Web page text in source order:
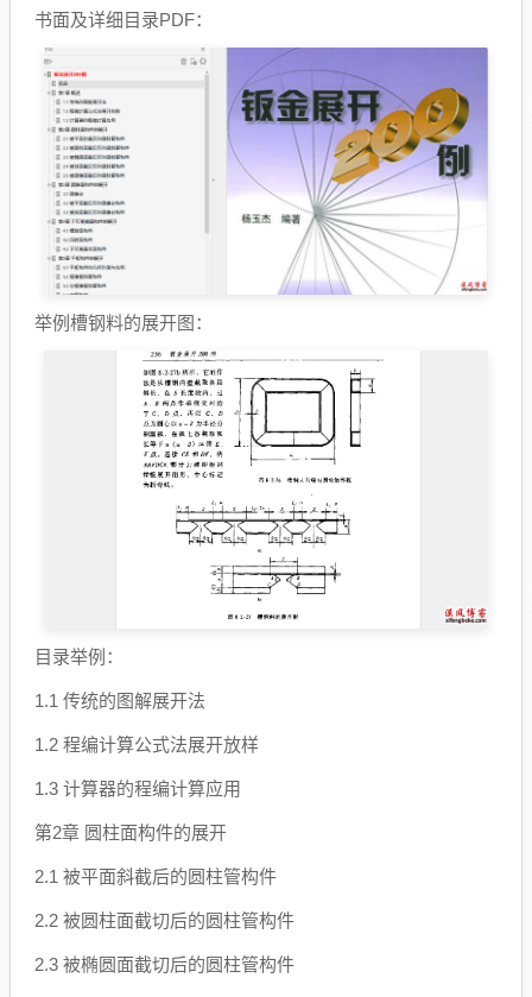
书面及详细目录PDF：
举例槽钢料的展开图：
目录举例：
1.1 传统的图解展开法
1.2 程编计算公式法展开放样
1.3 计算器的程编计算应用
第2章 圆柱面构件的展开
2.1 被平面斜截后的圆柱管构件
2.2 被圆柱面截切后的圆柱管构件
2.3 被椭圆面截切后的圆柱管构件